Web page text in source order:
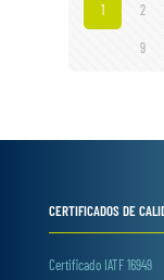
1 2
9
CERTIFICADOS DE
Certificado IATF 16949